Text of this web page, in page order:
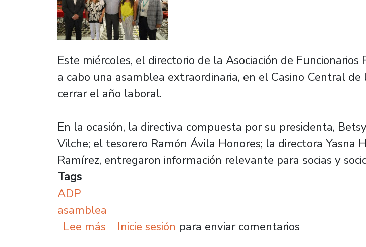
Este miércoles, el directorio de la Asociación de
a cabo una asamblea extraordinaria, en el Casino Central
cerrar el año laboral.
En la ocasión, la directiva compuesta por su presidenta,
Vilche; el tesorero Ramón Ávila Honores; la directora Yasna
Ramírez, entregaron información relevante para socias y
Tags
ADP
asamblea
Lee más sobre Asociación de Profesionales y Técnicos
Inicie sesión para enviar comentarios